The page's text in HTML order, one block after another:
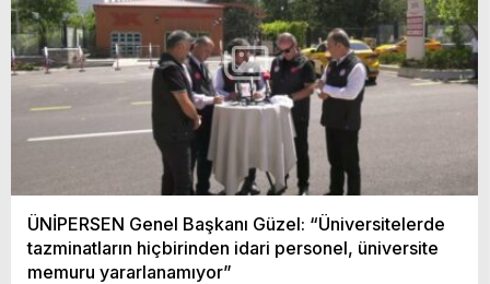
ÜNİPERSEN Genel Başkanı Güzel: “Üniversitelerde
tazminatların hiçbirinden idari personel, üniversite
memuru yararlanamıyor”